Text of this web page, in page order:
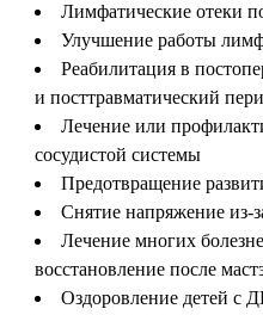
Лимфатические отеки
Улучшение работы
Реабилитация в
и посттравматический
Лечение или
сосудистой системы
Предотвращениe
Снятие напряжение из-
Лечение многих
восстановление после
Оздоровление детей с